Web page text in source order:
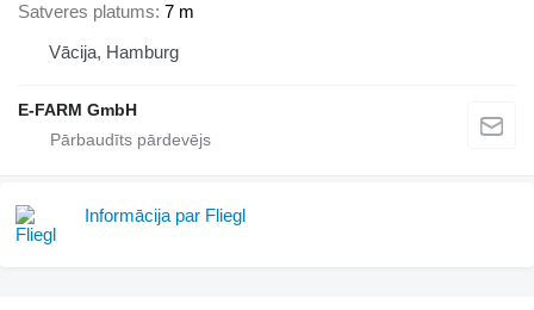
Satveres platums 7 m
Vācija, Hamburg
E-FARM GmbH
Informācija par Fliegl